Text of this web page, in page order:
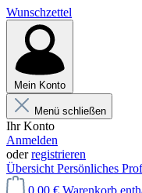
Wunschzettel
Mein Konto
Menü schließen
Ihr Konto
Anmelden
oderregistrieren
Übersicht Persönliches
0,00 € Warenkorb